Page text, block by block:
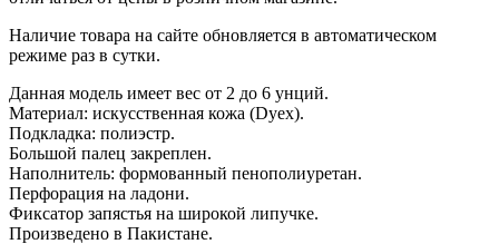
Наличие товара на сайте обновляется в автоматическом
режиме раз в сутки.
Данная модель имеет вес от 2 до 6 унций.
Материал: искусственная кожа (Dyex).
Подкладка: полиэстр.
Большой палец закреплен.
Наполнитель: формованный пенополиуретан.
Перфорация на ладони.
Фиксатор запястья на широкой липучке.
Произведено в Пакистане.